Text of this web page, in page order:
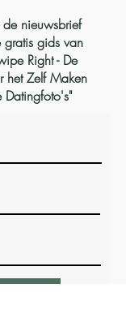
nieuwsbrief
gids van
Right - De
het Zelf Maken